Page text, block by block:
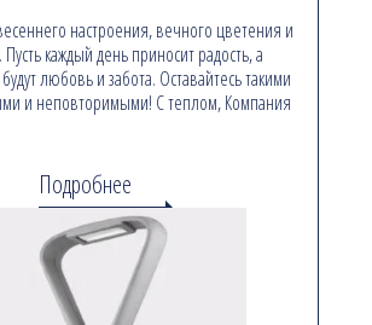
настроения, вечного цветения и
каждый день приносит радость, а
любовь и забота. Оставайтесь такими
и неповторимыми! С теплом, Компания
Подробнее